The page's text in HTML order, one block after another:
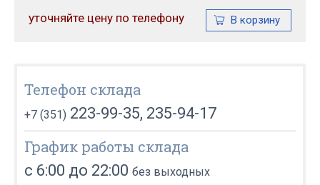
уточняйте цену по телефону
Телефон склада
+7 (351) 223-99-35, 235-94-17
График работы склада
с 6:00 до 22:00 без выходных